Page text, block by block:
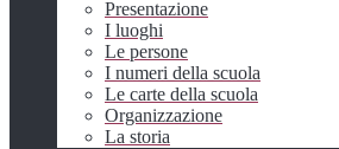
Presentazione
I luoghi
Le persone
I numeri della scuola
Le carte della scuola
Organizzazione
La storia